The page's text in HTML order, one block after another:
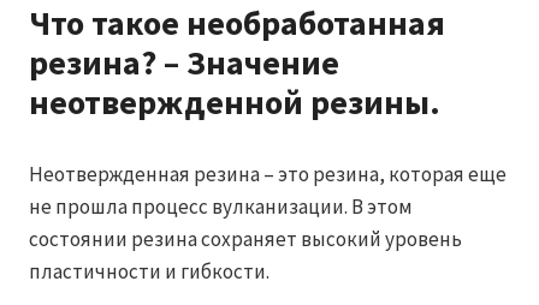
Что такое необработанная
резина? – Значение
неотвержденной резины.
Неотвержденная резина – это резина, которая еще
не прошла процесс вулканизации. В этом
состоянии резина сохраняет высокий уровень
пластичности и гибкости.